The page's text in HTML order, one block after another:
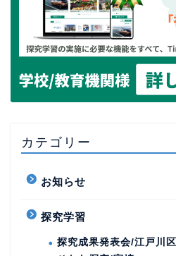
カテゴリー
お知らせ
探究学習
探究成果発表会/江戸川区